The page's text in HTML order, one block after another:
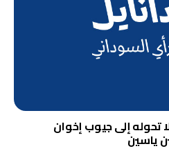
تحوله إلى جيوب إخوان
ياسين